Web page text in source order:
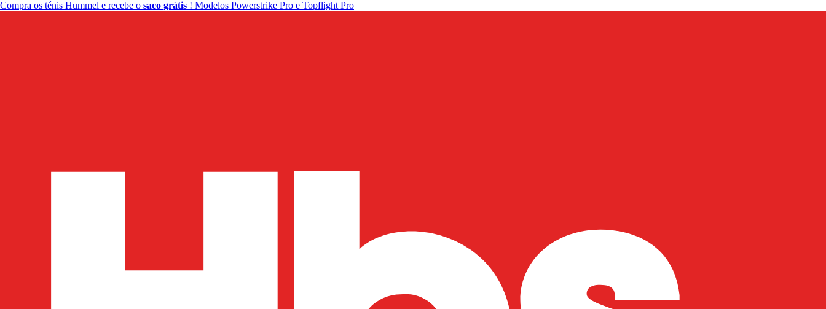
Compra os ténis Hummel e recebe o saco grátis ! Modelos Powerstrike Pro e Topflight Pro